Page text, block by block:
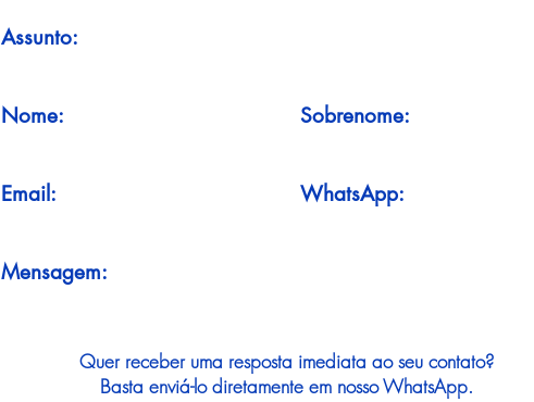
Assunto:
Nome: Sobrenome:
Email: WhatsApp:
Mensagem:
Quer receber uma resposta imediata ao seu contato?
Basta enviá-lo diretamente em nosso WhatsApp.